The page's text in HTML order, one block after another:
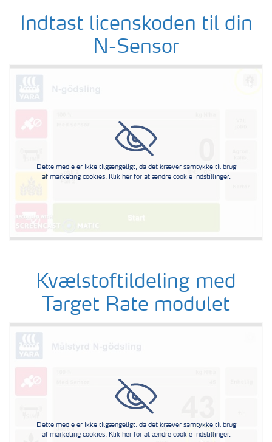
Indtast licenskoden til din
N-Sensor
Dette medie er ikke tilgængeligt, da det kræver samtykke til brug
af marketing cookies. Klik her for at ændre cookie indstillinger.
Kvælstoftildeling med
Target Rate modulet
Dette medie er ikke tilgængeligt, da det kræver samtykke til brug
af marketing cookies. Klik her for at ændre cookie indstillinger.